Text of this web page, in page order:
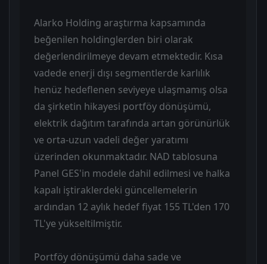
Alarko Holding araştırma kapsamında
beğenilen holdinglerden biri olarak
değerlendirilmeye devam etmektedir. Kısa
vadede enerji dışı segmentlerde karlılık
henüz hedeflenen seviyeye ulaşmamış olsa
da şirketin hikayesi portföy dönüşümü,
elektrik dağıtım tarafında artan görünürlük
ve orta-uzun vadeli değer yaratımı
üzerinden okunmaktadır. NAD tablosuna
Panel GES'in modele dahil edilmesi ve halka
kapalı iştiraklerdeki güncellemelerin
ardından 12 aylık hedef fiyat 155 TL'den 170
TL'ye yükseltilmiştir.
Portföy dönüşümü daha sade ve